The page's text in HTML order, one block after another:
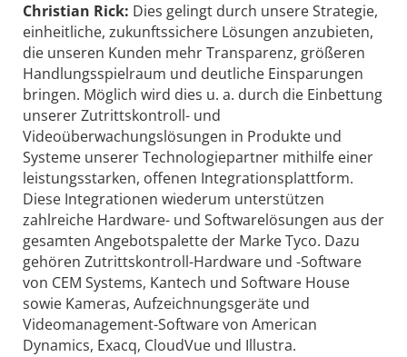
Christian Rick: Dies gelingt durch unsere Strategie,
einheitliche, zukunftssichere Lösungen anzubieten,
die unseren Kunden mehr Transparenz, größeren
Handlungsspielraum und deutliche Einsparungen
bringen. Möglich wird dies u. a. durch die Einbettung
unserer Zutrittskontroll- und
Videoüberwachungslösungen in Produkte und
Systeme unserer Technologiepartner mithilfe einer
leistungsstarken, offenen Integrationsplattform.
Diese Integrationen wiederum unterstützen
zahlreiche Hardware- und Softwarelösungen aus der
gesamten Angebotspalette der Marke Tyco. Dazu
gehören Zutrittskontroll-Hardware und -Software
von CEM Systems, Kantech und Software House
sowie Kameras, Aufzeichnungsgeräte und
Videomanagement-Software von American
Dynamics, Exacq, CloudVue und Illustra.